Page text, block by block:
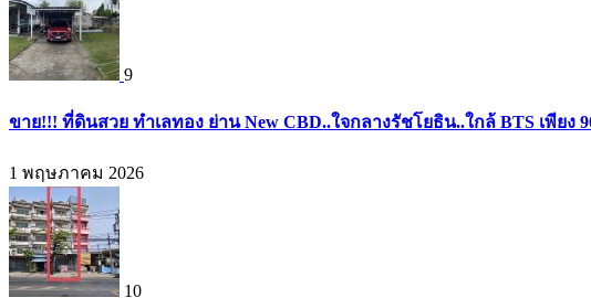
9
ขาย!!! ที่ดินสวย ทำเลทอง ย่าน New CBD..ใจกลางรัชโยธิน..ใกล้ BTS เพียง
1 พฤษภาคม 2026
10